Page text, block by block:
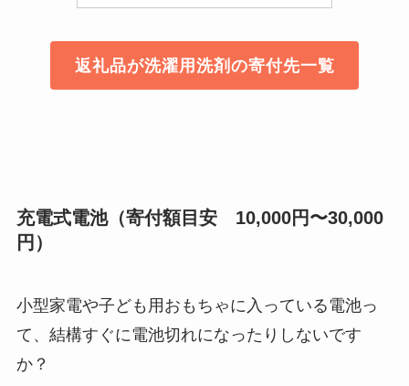
返礼品が洗濯用洗剤の寄付先一覧
充電式電池（寄付額目安 10,000円〜30,000
円）
小型家電や子ども用おもちゃに入っている電池っ
て、結構すぐに電池切れになったりしないです
か？